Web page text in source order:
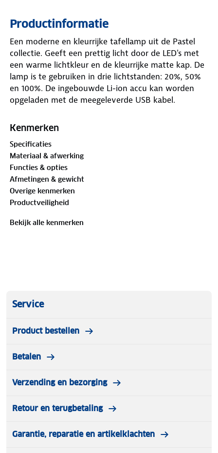
Productinformatie
Een moderne en kleurrijke tafellamp uit de Pastel
collectie. Geeft een prettig licht door de LED's met
een warme lichtkleur en de kleurrijke matte kap. De
lamp is te gebruiken in drie lichtstanden: 20%, 50%
en 100%. De ingebouwde Li-ion accu kan worden
opgeladen met de meegeleverde USB kabel.
Kenmerken
Specificaties
Materiaal & afwerking
Functies & opties
Afmetingen & gewicht
Overige kenmerken
Productveiligheid
Bekijk alle kenmerken
Service
Product bestellen
Betalen
Verzending en bezorging
Retour en terugbetaling
Garantie, reparatie en artikelklachten